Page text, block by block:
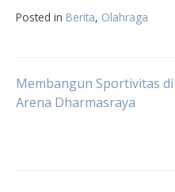
Posted in Berita, Olahraga
Navigasi
Membangun Sportivitas di
Arena Dharmasraya